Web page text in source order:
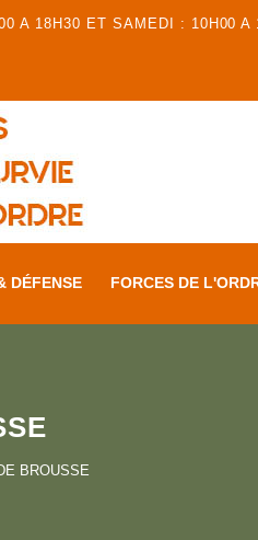
A 18H30 ET SAMEDI : 10H00 A
DÉFENSE FORCES DE
BROUSSE